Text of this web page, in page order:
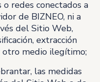
redes conectados a
de BIZNEO, ni a
del Sitio Web,
extracción
otro medio ilegítimo;
las medidas